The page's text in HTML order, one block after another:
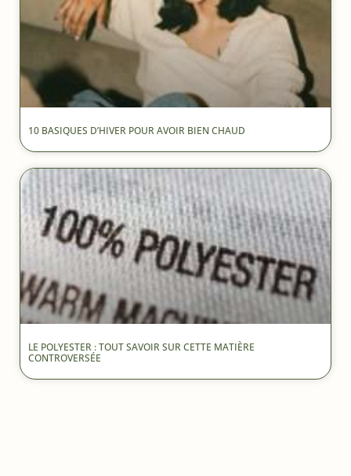
10 BASIQUES D’HIVER POUR AVOIR BIEN CHAUD
LE POLYESTER : TOUT SAVOIR SUR CETTE MATIÈRE
CONTROVERSÉE